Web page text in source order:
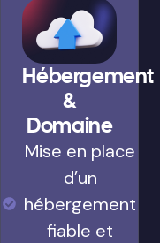
Hébergement
&
Domaine
Mise en place
d’un
hébergement
fiable et